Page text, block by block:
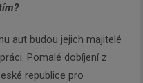
aut budou jejich majitelé
Pomalé dobíjení z
republice pro
1x týdně.